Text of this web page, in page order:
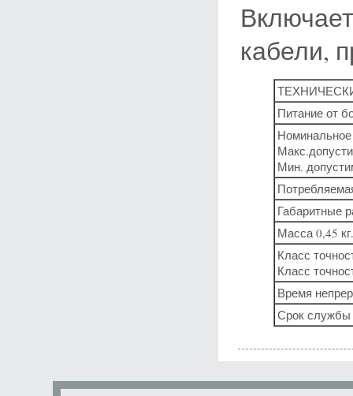
кабели,
Питание от
Номинальное
Мин.
Габаритные
Масса 0,45 кг.
Класс
Класс
Время
Срок службы